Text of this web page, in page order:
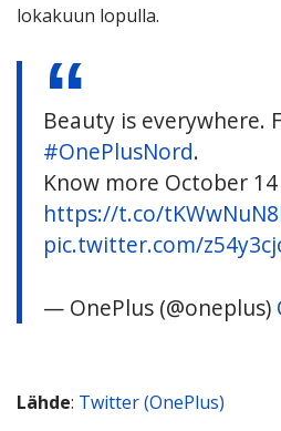
lokakuun lopulla.
Beauty is everywhere.
#OnePlusNord.
Know more October 14
https://t.co/
pic.twitter.com/
— OnePlus (@oneplus)
Lähde: Twitter (OnePlus)